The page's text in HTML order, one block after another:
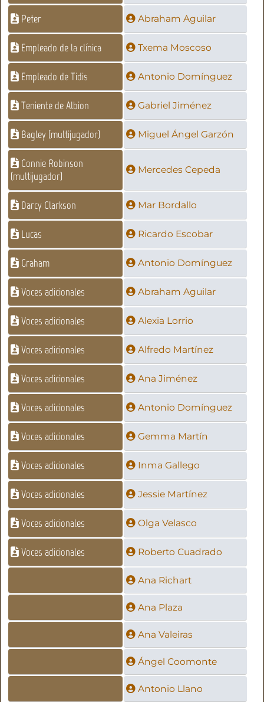
Peter Abraham Aguilar
Empleado de la clínica Txema Moscoso
Empleado de Tidis Antonio Domínguez
Teniente de Albion Gabriel Jiménez
Bagley (multijugador) Miguel Ángel Garzón
Connie Robinson
(multijugador)
Mercedes Cepeda
Darcy Clarkson Mar Bordallo
Lucas Ricardo Escobar
Graham Antonio Domínguez
Voces adicionales Abraham Aguilar
Voces adicionales Alexia Lorrio
Voces adicionales Alfredo Martínez
Voces adicionales Ana Jiménez
Voces adicionales Antonio Domínguez
Voces adicionales Gemma Martín
Voces adicionales Inma Gallego
Voces adicionales Jessie Martínez
Voces adicionales Olga Velasco
Voces adicionales Roberto Cuadrado
Ana Richart
Ana Plaza
Ana Valeiras
Ángel Coomonte
Antonio Llano